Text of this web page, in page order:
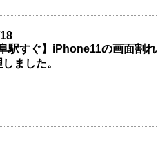
駅すぐ】iPhone11の画面割れ
ました。